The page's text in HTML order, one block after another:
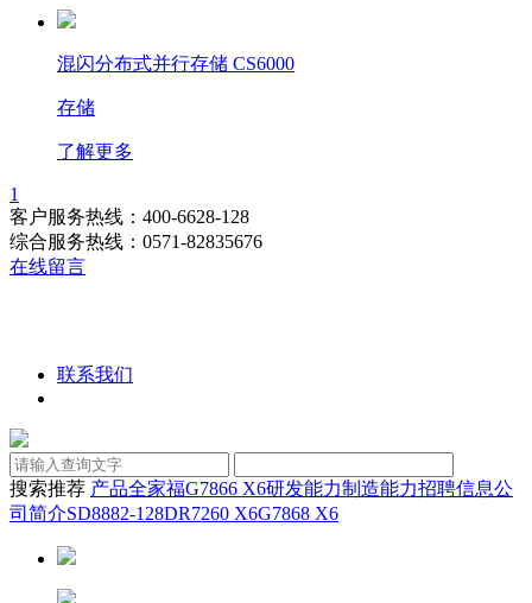
混闪分布式并行存储 CS6000
存储
了解更多
1
客户服务热线：400-6628-128
综合服务热线：0571-82835676
在线留言
联系我们
搜索推荐 产品全家福G7866 X6研发能力制造能力招聘信息公
司简介SD8882-128DR7260 X6G7868 X6